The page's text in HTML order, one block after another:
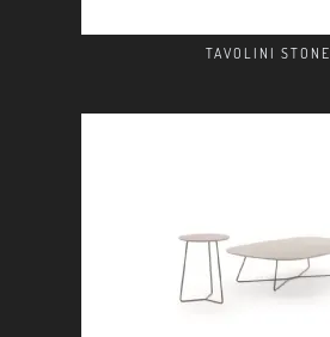
TAVOLINI STONE